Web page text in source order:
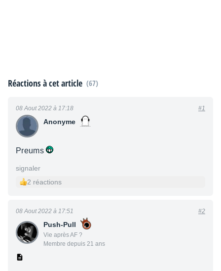
Réactions à cet article (67)
Anonyme
08 Aout 2022 à 17:18 #1
Preums
signaler
2 réactions
Push-Pull
Vie après AF ?
Membre depuis 21 ans
08 Aout 2022 à 17:51 #2